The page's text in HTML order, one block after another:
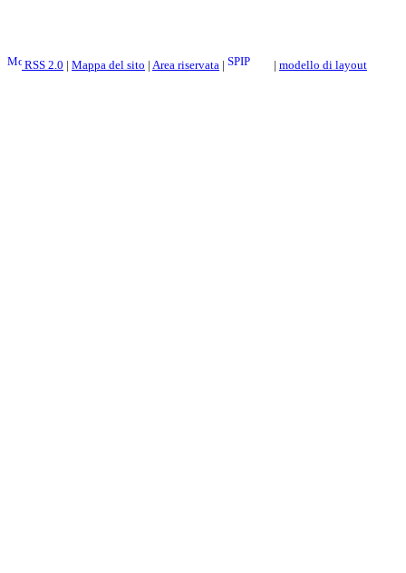
RSS 2.0 | Mappa del sito | Area riservata | | modello di layout